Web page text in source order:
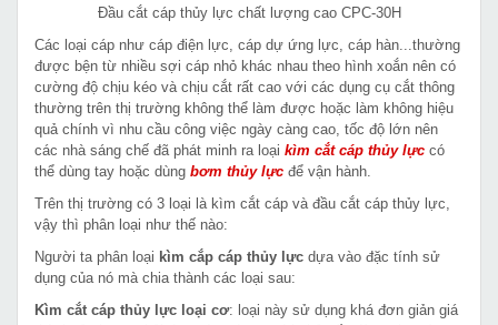
Đầu cắt cáp thủy lực chất lượng cao CPC-30H
Các loại cáp như cáp điện lực, cáp dự ứng lực, cáp hàn...thường
được bện từ nhiều sợi cáp nhỏ khác nhau theo hình xoắn nên có
cường độ chịu kéo và chịu cắt rất cao với các dụng cụ cắt thông
thường trên thị trường không thể làm được hoặc làm không hiệu
quả chính vì nhu cầu công việc ngày càng cao, tốc độ lớn nên
các nhà sáng chế đã phát minh ra loại kìm cắt cáp thủy lực có
thể dùng tay hoặc dùng bơm thủy lực để vận hành.
Trên thị trường có 3 loại là kìm cắt cáp và đầu cắt cáp thủy lực,
vậy thì phân loại như thế nào:
Người ta phân loại kìm cắp cáp thủy lực dựa vào đặc tính sử
dụng của nó mà chia thành các loại sau:
Kìm cắt cáp thủy lực loại cơ: loại này sử dụng khá đơn giản giá